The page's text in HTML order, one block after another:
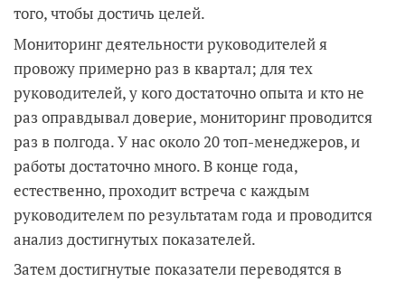
того, чтобы достичь целей.
Мониторинг деятельности руководителей я
провожу примерно раз в квартал; для тех
руководителей, у кого достаточно опыта и кто не
раз оправдывал доверие, мониторинг проводится
раз в полгода. У нас около 20 топ-менеджеров, и
работы достаточно много. В конце года,
естественно, проходит встреча с каждым
руководителем по результатам года и проводится
анализ достигнутых показателей.
Затем достигнутые показатели переводятся в